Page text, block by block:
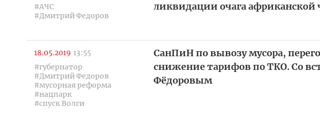
#АЧС
#Дмитрий Федоров
ликвидации очага
18.05.2019 13:55
#губернатор
#Дмитрий Федоров
#мусорная реформа
#нацпарк
#спуск Волги
СанПиН по вывозу мусора,
снижение тарифов по ТКО. Со
Фёдоровым